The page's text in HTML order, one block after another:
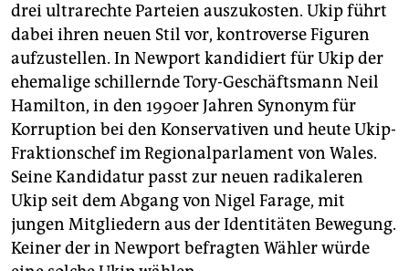
drei ultrarechte Parteien auszukosten. Ukip führt
dabei ihren neuen Stil vor, kontroverse Figuren
aufzustellen. In Newport kandidiert für Ukip der
ehemalige schillernde Tory-Geschäftsmann Neil
Hamilton, in den 1990er Jahren Synonym für
Korruption bei den Konservativen und heute Ukip-
Fraktionschef im Regionalparlament von Wales.
Seine Kandidatur passt zur neuen radikaleren
Ukip seit dem Abgang von Nigel Farage, mit
jungen Mitgliedern aus der Identitäten Bewegung.
Keiner der in Newport befragten Wähler würde